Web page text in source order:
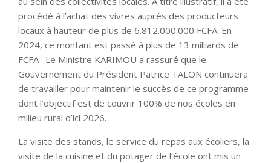
procédé à l’achat des vivres auprès des producteurs
locaux à hauteur de plus de 6.812.000.000 FCFA. En
2024, ce montant est passé à plus de 13 milliards de
FCFA . Le Ministre KARIMOU a rassuré que le
Gouvernement du Président Patrice TALON continuera
de travailler pour maintenir le succès de ce programme
dont l’objectif est de couvrir 100% de nos écoles en
milieu rural d’ici 2026.
La visite des stands, le service du repas aux écoliers, la
visite de la cuisine et du potager de l’école ont mis un